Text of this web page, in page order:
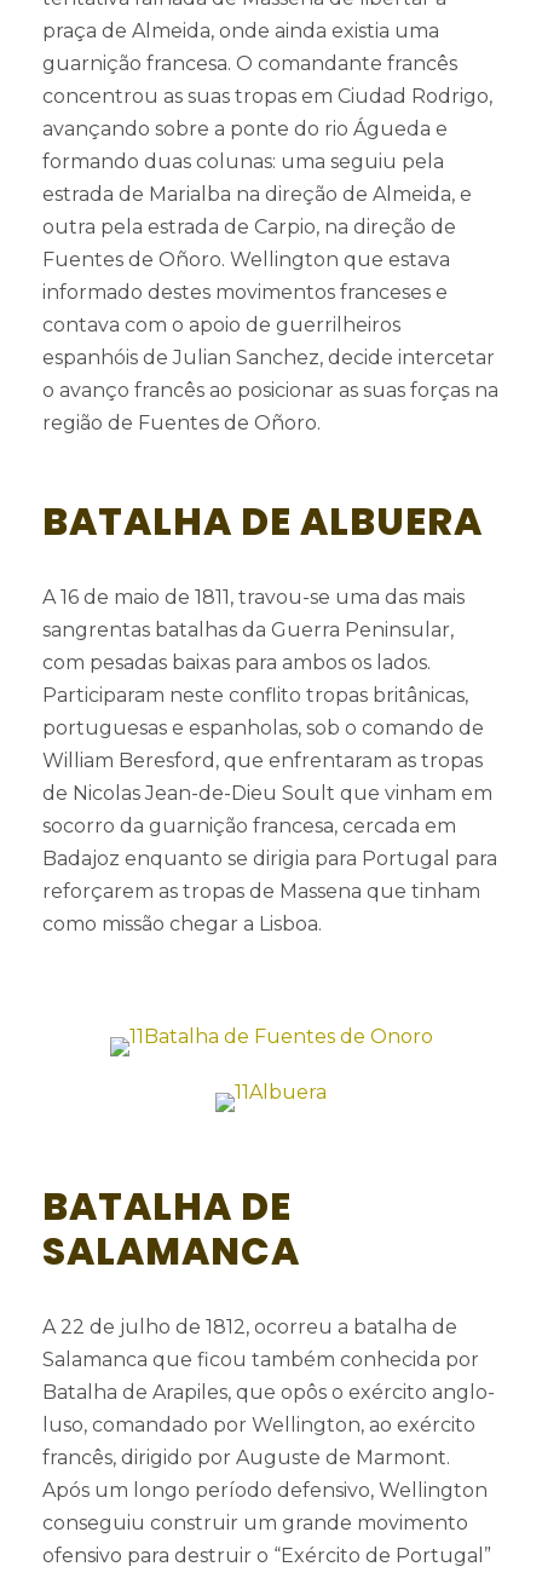
praça de Almeida, onde ainda existia uma
guarnição francesa. O comandante francês
concentrou as suas tropas em Ciudad Rodrigo,
avançando sobre a ponte do rio Águeda e
formando duas colunas: uma seguiu pela
estrada de Marialba na direção de Almeida, e
outra pela estrada de Carpio, na direção de
Fuentes de Oñoro. Wellington que estava
informado destes movimentos franceses e
contava com o apoio de guerrilheiros
espanhóis de Julian Sanchez, decide intercetar
o avanço francês ao posicionar as suas forças na
região de Fuentes de Oñoro.
BATALHA DE ALBUERA
A 16 de maio de 1811, travou-se uma das mais
sangrentas batalhas da Guerra Peninsular,
com pesadas baixas para ambos os lados.
Participaram neste conflito tropas britânicas,
portuguesas e espanholas, sob o comando de
William Beresford, que enfrentaram as tropas
de Nicolas Jean-de-Dieu Soult que vinham em
socorro da guarnição francesa, cercada em
Badajoz enquanto se dirigia para Portugal para
reforçarem as tropas de Massena que tinham
como missão chegar a Lisboa.
BATALHA DE
SALAMANCA
A 22 de julho de 1812, ocorreu a batalha de
Salamanca que ficou também conhecida por
Batalha de Arapiles, que opôs o exército anglo-
luso, comandado por Wellington, ao exército
francês, dirigido por Auguste de Marmont.
Após um longo período defensivo, Wellington
conseguiu construir um grande movimento
ofensivo para destruir o “Exército de Portugal”